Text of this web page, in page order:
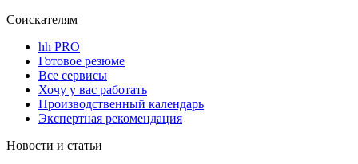
Соискателям
hh PRO
Готовое резюме
Все сервисы
Хочу у вас работать
Производственный календарь
Экспертная рекомендация
Новости и статьи